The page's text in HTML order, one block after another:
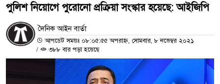
পুলিশ নিয়োগে পুরোনো প্রক্রিয়া সংস্কার হয়েছে: আইজিপি
দৈনিক আইন বার্তা
আপডেট সময়ঃ ০৮:০৫:৫৫ অপরাহ্ন, সোমবার, ৮ নভেম্বর ২০২১
/
৩৮৮ বার পড়া হয়েছে